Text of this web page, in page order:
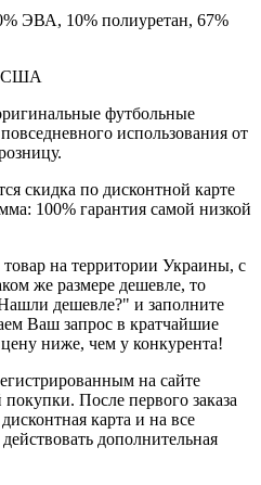
ЭВА, 10% полиуретан, 67%
США
футбольные
использования от
скидка по дисконтной карте
100% гарантия самой низкой
на территории Украины, с
же размере дешевле, то
дешевле?" и заполните
Ваш запрос в кратчайшие
ниже, чем у конкурента!
на сайте
После первого заказа
карта и на все
дополнительная